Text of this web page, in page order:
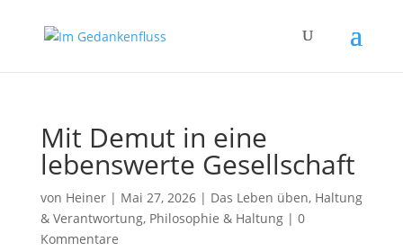
Mit Demut in eine
lebenswerte Gesellschaft
von Heiner| Mai 27, 2026| Das Leben üben, Haltung
& Verantwortung, Philosophie & Haltung| 0
Kommentare